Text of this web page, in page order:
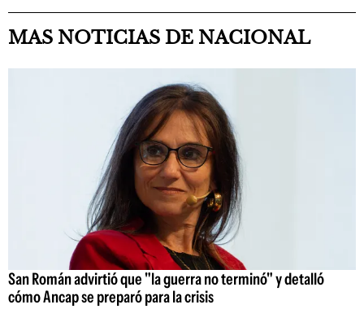
MAS NOTICIAS DE NACIONAL
San Román advirtió que "la guerra no terminó" y detalló
cómo Ancap se preparó para la crisis